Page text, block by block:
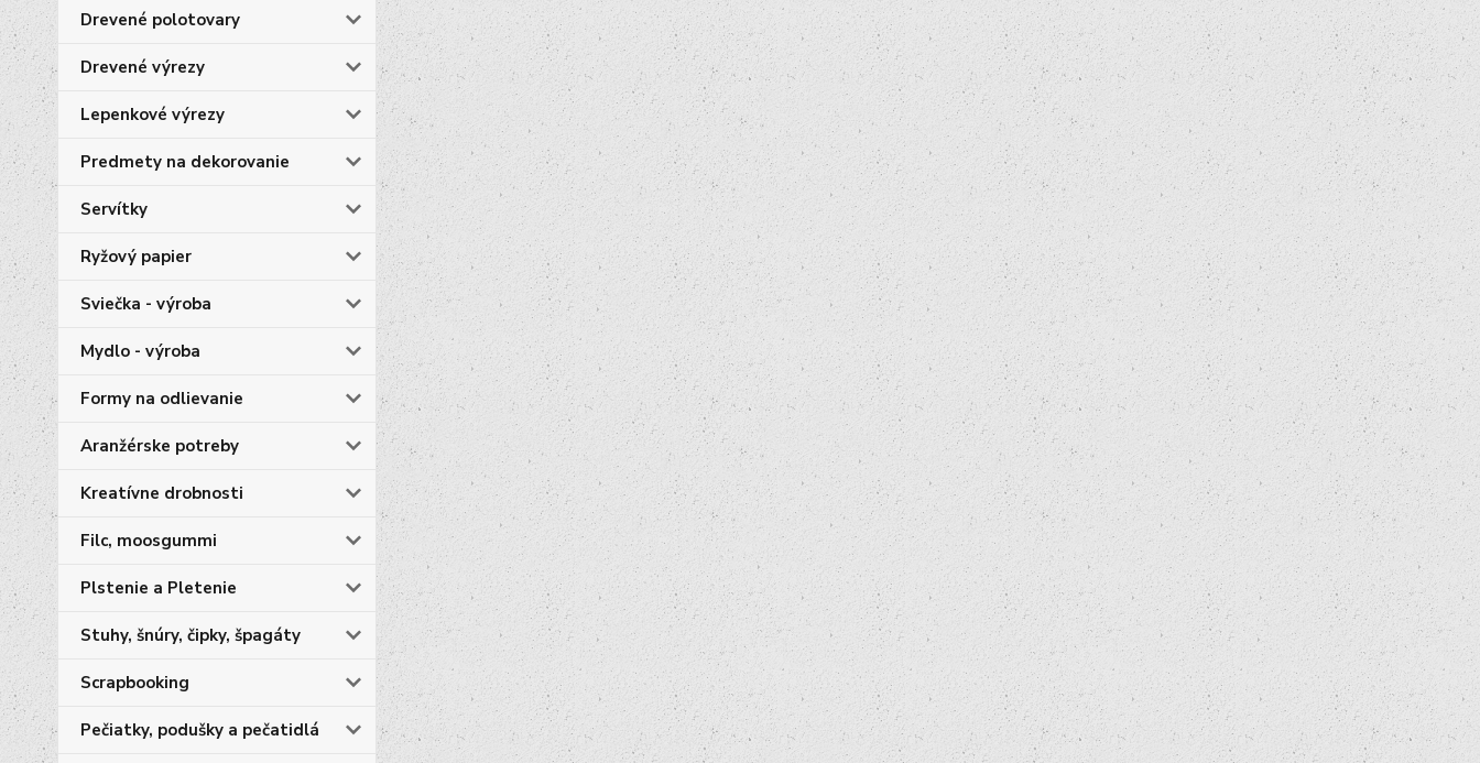
Drevené polotovary
Drevené výrezy
Lepenkové výrezy
Predmety na dekorovanie
Servítky
Ryžový papier
Sviečka - výroba
Mydlo - výroba
Formy na odlievanie
Aranžérske potreby
Kreatívne drobnosti
Filc, moosgummi
Plstenie a Pletenie
Stuhy, šnúry, čipky, špagáty
Scrapbooking
Pečiatky, podušky a pečatidlá